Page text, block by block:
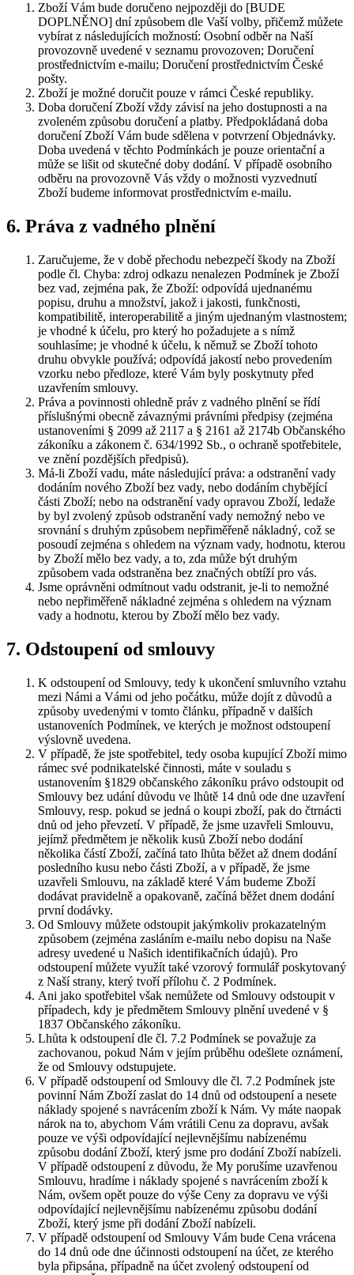
Zboží Vám bude doručeno nejpozději do [BUDE
DOPLNĚNO] dní způsobem dle Vaší volby, přičemž můžete
vybírat z následujících možností: Osobní odběr na Naší
provozovně uvedené v seznamu provozoven; Doručení
prostřednictvím e-mailu; Doručení prostřednictvím České
pošty.
Zboží je možné doručit pouze v rámci České republiky.
Doba doručení Zboží vždy závisí na jeho dostupnosti a na
zvoleném způsobu doručení a platby. Předpokládaná doba
doručení Zboží Vám bude sdělena v potvrzení Objednávky.
Doba uvedená v těchto Podmínkách je pouze orientační a
může se lišit od skutečné doby dodání. V případě osobního
odběru na provozovně Vás vždy o možnosti vyzvednutí
Zboží budeme informovat prostřednictvím e-mailu.
6. Práva z vadného plnění
Zaručujeme, že v době přechodu nebezpečí škody na Zboží
podle čl. Chyba: zdroj odkazu nenalezen Podmínek je Zboží
bez vad, zejména pak, že Zboží: odpovídá ujednanému
popisu, druhu a množství, jakož i jakosti, funkčnosti,
kompatibilitě, interoperabilitě a jiným ujednaným vlastnostem;
je vhodné k účelu, pro který ho požadujete a s nímž
souhlasíme; je vhodné k účelu, k němuž se Zboží tohoto
druhu obvykle používá; odpovídá jakostí nebo provedením
vzorku nebo předloze, které Vám byly poskytnuty před
uzavřením smlouvy.
Práva a povinnosti ohledně práv z vadného plnění se řídí
příslušnými obecně závaznými právními předpisy (zejména
ustanoveními § 2099 až 2117 a § 2161 až 2174b Občanského
zákoníku a zákonem č. 634/1992 Sb., o ochraně spotřebitele,
ve znění pozdějších předpisů).
Má-li Zboží vadu, máte následující práva: a odstranění vady
dodáním nového Zboží bez vady, nebo dodáním chybějící
části Zboží; nebo na odstranění vady opravou Zboží, ledaže
by byl zvolený způsob odstranění vady nemožný nebo ve
srovnání s druhým způsobem nepřiměřeně nákladný, což se
posoudí zejména s ohledem na význam vady, hodnotu, kterou
by Zboží mělo bez vady, a to, zda může být druhým
způsobem vada odstraněna bez značných obtíží pro vás.
Jsme oprávněni odmítnout vadu odstranit, je-li to nemožné
nebo nepřiměřeně nákladné zejména s ohledem na význam
vady a hodnotu, kterou by Zboží mělo bez vady.
7. Odstoupení od smlouvy
K odstoupení od Smlouvy, tedy k ukončení smluvního vztahu
mezi Námi a Vámi od jeho počátku, může dojít z důvodů a
způsoby uvedenými v tomto článku, případně v dalších
ustanoveních Podmínek, ve kterých je možnost odstoupení
výslovně uvedena.
V případě, že jste spotřebitel, tedy osoba kupující Zboží mimo
rámec své podnikatelské činnosti, máte v souladu s
ustanovením §1829 občanského zákoníku právo odstoupit od
Smlouvy bez udání důvodu ve lhůtě 14 dnů ode dne uzavření
Smlouvy, resp. pokud se jedná o koupi zboží, pak do čtrnácti
dnů od jeho převzetí. V případě, že jsme uzavřeli Smlouvu,
jejímž předmětem je několik kusů Zboží nebo dodání
několika částí Zboží, začíná tato lhůta běžet až dnem dodání
posledního kusu nebo části Zboží, a v případě, že jsme
uzavřeli Smlouvu, na základě které Vám budeme Zboží
dodávat pravidelně a opakovaně, začíná běžet dnem dodání
první dodávky.
Od Smlouvy můžete odstoupit jakýmkoliv prokazatelným
způsobem (zejména zasláním e-mailu nebo dopisu na Naše
adresy uvedené u Našich identifikačních údajů). Pro
odstoupení můžete využít také vzorový formulář poskytovaný
z Naší strany, který tvoří přílohu č. 2 Podmínek.
Ani jako spotřebitel však nemůžete od Smlouvy odstoupit v
případech, kdy je předmětem Smlouvy plnění uvedené v §
1837 Občanského zákoníku.
Lhůta k odstoupení dle čl. 7.2 Podmínek se považuje za
zachovanou, pokud Nám v jejím průběhu odešlete oznámení,
že od Smlouvy odstupujete.
V případě odstoupení od Smlouvy dle čl. 7.2 Podmínek jste
povinní Nám Zboží zaslat do 14 dnů od odstoupení a nesete
náklady spojené s navrácením zboží k Nám. Vy máte naopak
nárok na to, abychom Vám vrátili Cenu za dopravu, avšak
pouze ve výši odpovídající nejlevnějšímu nabízenému
způsobu dodání Zboží, který jsme pro dodání Zboží nabízeli.
V případě odstoupení z důvodu, že My porušíme uzavřenou
Smlouvu, hradíme i náklady spojené s navrácením zboží k
Nám, ovšem opět pouze do výše Ceny za dopravu ve výši
odpovídající nejlevnějšímu nabízenému způsobu dodání
Zboží, který jsme při dodání Zboží nabízeli.
V případě odstoupení od Smlouvy Vám bude Cena vrácena
do 14 dnů ode dne účinnosti odstoupení na účet, ze kterého
byla připsána, případně na účet zvolený odstoupení od